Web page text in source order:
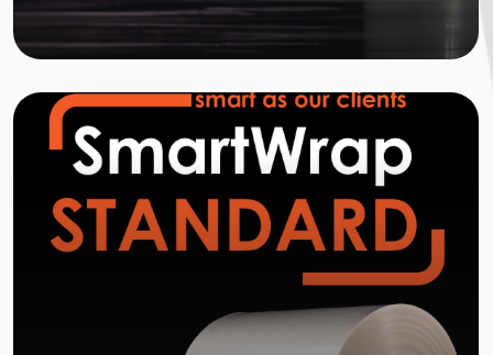
Learn
more